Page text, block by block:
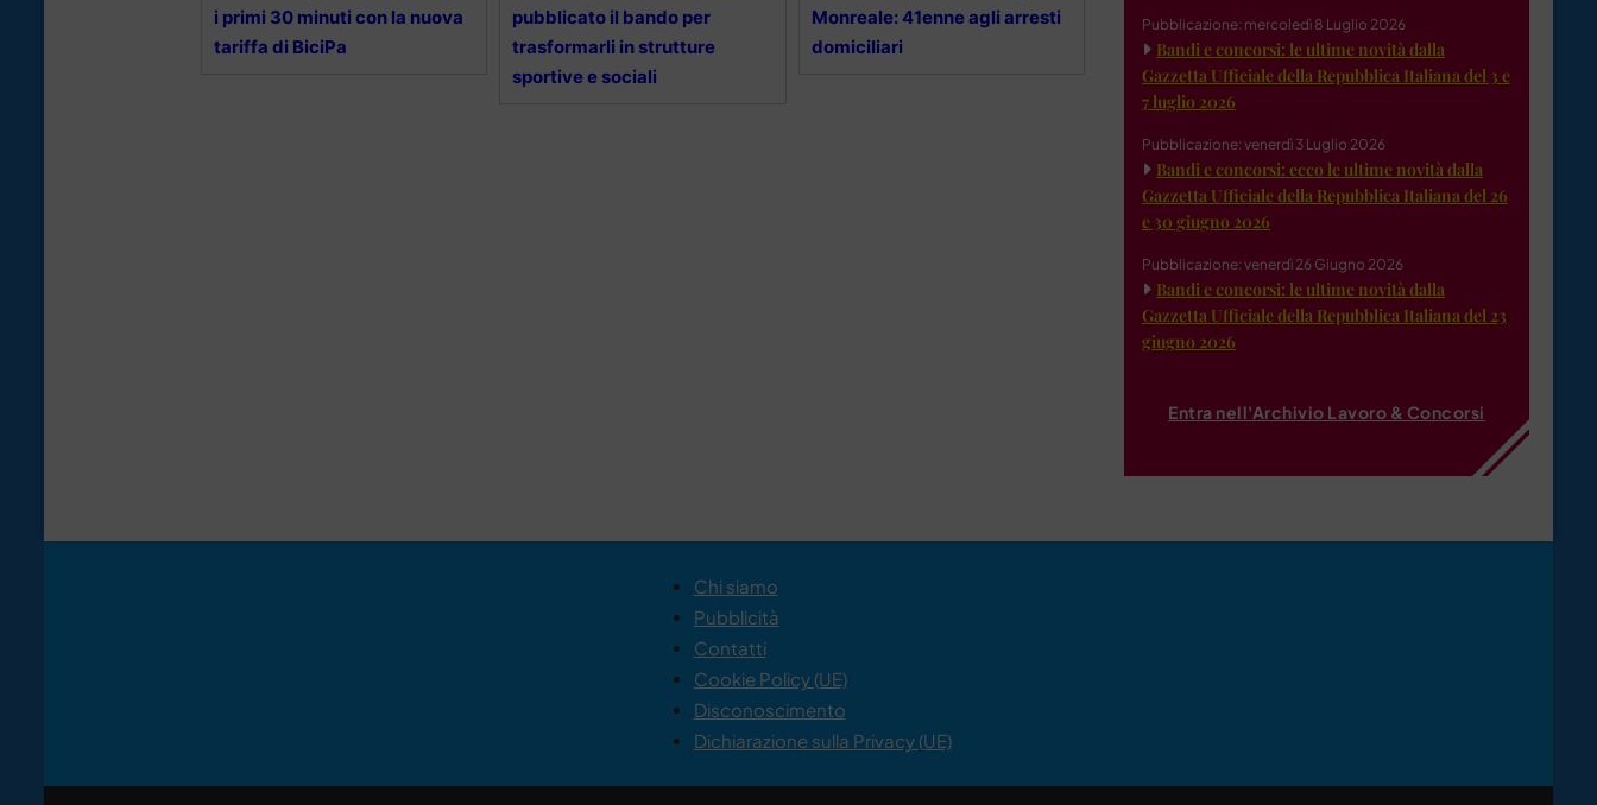
i primi 30 minuti con la nuova
tariffa di BiciPa
pubblicato il bando per
trasformarli in strutture
sportive e sociali
Monreale: 41enne agli arresti
domiciliari
Pubblicazione: mercoledì 8 Luglio 2026
Bandi e concorsi: le ultime novità dalla
Gazzetta Ufficiale della Repubblica Italiana del 3 e
7 luglio 2026
Pubblicazione: venerdì 3 Luglio 2026
Bandi e concorsi: ecco le ultime novità dalla
Gazzetta Ufficiale della Repubblica Italiana del 26
e 30 giugno 2026
Pubblicazione: venerdì 26 Giugno 2026
Bandi e concorsi: le ultime novità dalla
Gazzetta Ufficiale della Repubblica Italiana del 23
giugno 2026
Entra nell'Archivio Lavoro & Concorsi
Chi siamo
Pubblicità
Contatti
Cookie Policy (UE)
Disconoscimento
Dichiarazione sulla Privacy (UE)